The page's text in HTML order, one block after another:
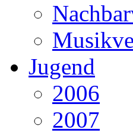
Jugend
2006
2007